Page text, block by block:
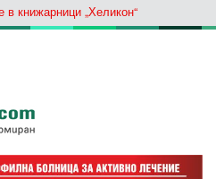
„Хеликон“